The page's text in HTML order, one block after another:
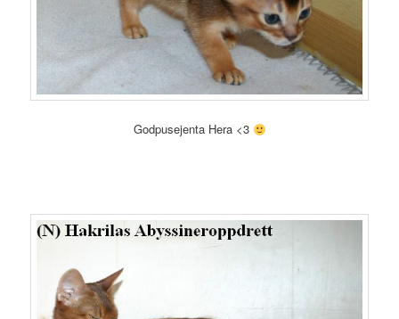
Godpusejenta Hera <3